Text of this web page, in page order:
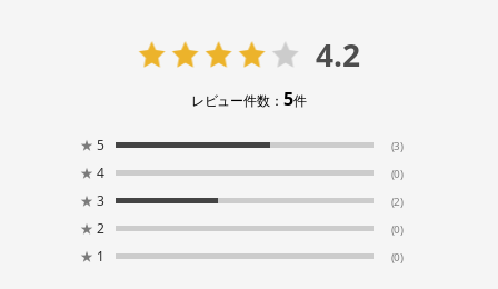
4.2
レビュー件数：5件
★ 5 (3)
★ 4 (0)
★ 3 (2)
★ 2 (0)
★ 1 (0)